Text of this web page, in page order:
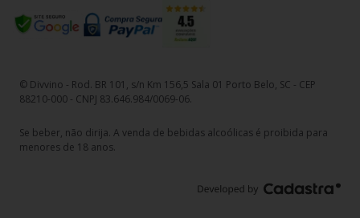
© Divvino - Rod. BR 101, s/n Km 156,5 Sala 01 Porto Belo, SC - CEP
88210-000 - CNPJ 83.646.984/0069-06.
Se beber, não dirija. A venda de bebidas alcoólicas é proibida para
menores de 18 anos.